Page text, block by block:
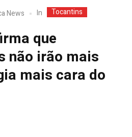
News In Tocantins
que
não irão mais
mais cara do